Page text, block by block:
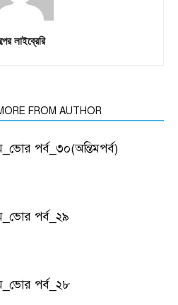
লাইব্রেরি
FROM AUTHOR
পর্ব_৩০(অন্তিমপর্ব)
পর্ব_২৯
পর্ব_২৮